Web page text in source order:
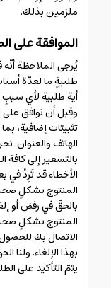
ملزمين بذلك.
الموافقة على
يُرجى الملاحظة
طلبيةٍ ما لعدّة
أية طلبية لأي
وقبل أن نوافق
تثبيتات إضافية،
الهاتف والعنوان.
بالتسعير إلى
الأخطاء قد تَرِدُ في
المنتوج بشكلٍ
بالحقّ في رفض أو
المنتوج بشكلٍ
الاتصال بك
بهذا الإلغاء. ولنا
يتمّ التأكيد على